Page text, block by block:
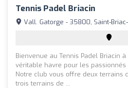
Tennis Padel Briacin
Vall. Gatorge - 35800, Saint-
Bienvenue au Tennis Padel Briacin
véritable havre pour les
Notre club vous offre deux terrains
trois terrains de ...